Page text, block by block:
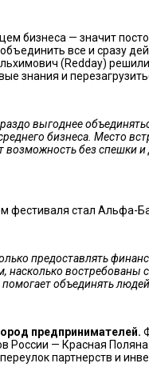
бизнеса — значит
все и сразу
(Redday)
знания и
выгоднее
бизнеса. Место
возможность без спешки
фестиваля стал Альфа-
предоставлять
востребованы
объединять
предпринимателей.
России — Красная
партнерств и